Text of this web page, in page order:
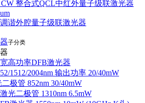
CW 整合式QCL中红外量子级联激光器
谐外腔量子级联激光器
子分类
高功率DFB激光器
1512/2004nm 输出功率 20/40mW
极管 852nm 30/40mW
光二极管 1310nm 6.5mW